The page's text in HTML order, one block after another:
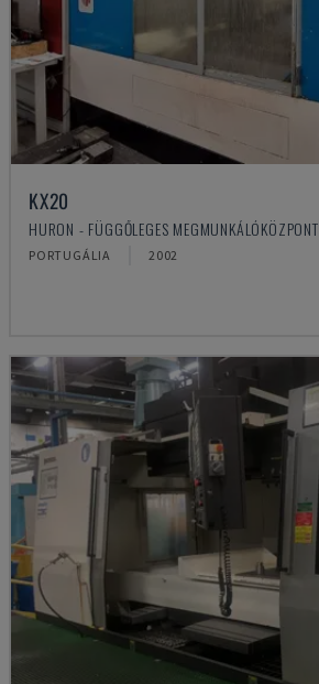
KX20
HURON - FÜGGŐLEGES MEGMUNKÁLÓKÖZPONT
PORTUGÁLIA 2002